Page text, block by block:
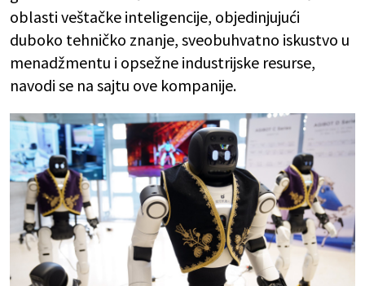
oblasti veštačke inteligencije, objedinjujući
duboko tehničko znanje, sveobuhvatno iskustvo u
menadžmentu i opsežne industrijske resurse,
navodi se na sajtu ove kompanije.